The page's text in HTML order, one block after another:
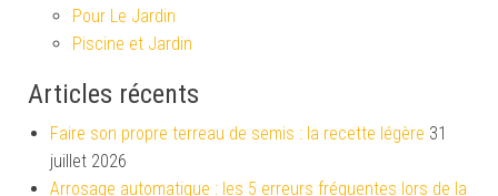
Pour Le Jardin
Piscine et Jardin
Articles récents
Faire son propre terreau de semis : la recette légère 31
juillet 2026
Arrosage automatique : les 5 erreurs fréquentes lors de la